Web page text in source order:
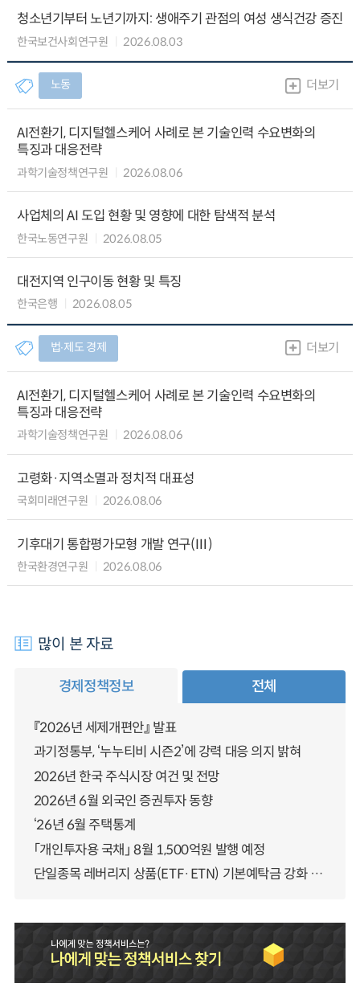
청소년기부터 노년기까지: 생애주기 관점의 여성 생식건강 증진
한국보건사회연구원 2026.08.03
노동 더보기
AI전환기, 디지털헬스케어 사례로 본 기술인력 수요변화의
특징과 대응전략
과학기술정책연구원 2026.08.06
사업체의 AI 도입 현황 및 영향에 대한 탐색적 분석
한국노동연구원 2026.08.05
대전지역 인구이동 현황 및 특징
한국은행 2026.08.05
법∙제도 경제 더보기
AI전환기, 디지털헬스케어 사례로 본 기술인력 수요변화의
특징과 대응전략
과학기술정책연구원 2026.08.06
고령화·지역소멸과 정치적 대표성
국회미래연구원 2026.08.06
기후대기 통합평가모형 개발 연구(Ⅲ)
한국환경연구원 2026.08.06
많이 본 자료
경제정책정보 전체
『2026년 세제개편안』 발표
과기정통부, ‘누누티비 시즌2’에 강력 대응 의지 밝혀
2026년 한국 주식시장 여건 및 전망
2026년 6월 외국인 증권투자 동향
‘26년 6월 주택통계
「개인투자용 국채」 8월 1,500억원 발행 예정
단일종목 레버리지 상품(ETF·ETN) 기본예탁금 강화 조기시행 방안 안내